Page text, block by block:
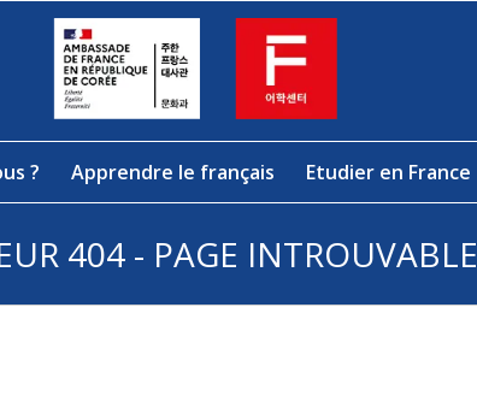
? Apprendre le français Etudier en France
404 - PAGE INTROUVABLE